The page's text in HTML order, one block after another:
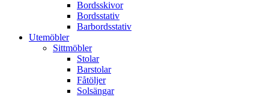
Bordsskivor
Bordsstativ
Barbordsstativ
Utemöbler
Sittmöbler
Stolar
Barstolar
Fåtöljer
Solsängar